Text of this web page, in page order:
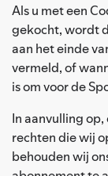
Als u met een
gekocht, wordt
aan het einde
vermeld, of
is om voor de
In aanvulling
rechten die wij
behouden wij